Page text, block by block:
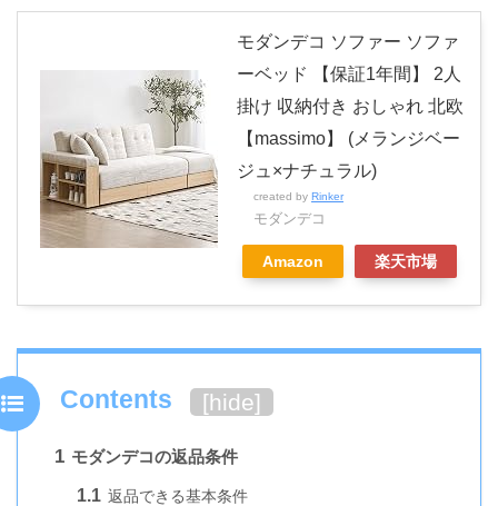
モダンデコ ソファー ソファ
ーベッド 【保証1年間】 2人
掛け 収納付き おしゃれ 北欧
【massimo】 (メランジベー
ジュ×ナチュラル)
created by Rinker
モダンデコ
Amazon 楽天市場
Contents [hide]
1 モダンデコの返品条件
1.1 返品できる基本条件